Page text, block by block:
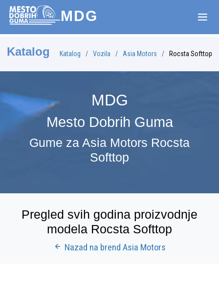
MDG
Katalog Katalog Vozila Asia Motors Rocsta Softtop
MDG
Mesto Dobrih Guma
Gume za Asia Motors Rocsta
Softtop
Pregled svih godina proizvodnje
modela Rocsta Softtop
Nazad na brend Asia Motors